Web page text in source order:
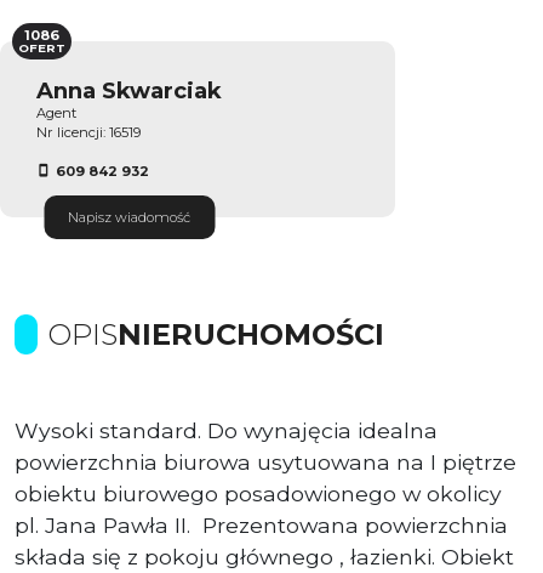
Anna Skwarciak
Agent
Nr licencji: 16519
609 842 932
Napisz wiadomość
1086
OFERT
OPISNIERUCHOMOŚCI
Wysoki standard. Do wynajęcia idealna
powierzchnia biurowa usytuowana na I piętrze
obiektu biurowego posadowionego w okolicy
pl. Jana Pawła II. Prezentowana powierzchnia
składa się z pokoju głównego , łazienki. Obiekt